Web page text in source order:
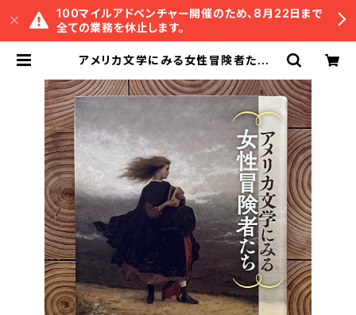
100マイルアドベンチャー開催のため、8月22日まで
全ての業務を休止します。
アメリカ文学にみる女性冒険者たち |